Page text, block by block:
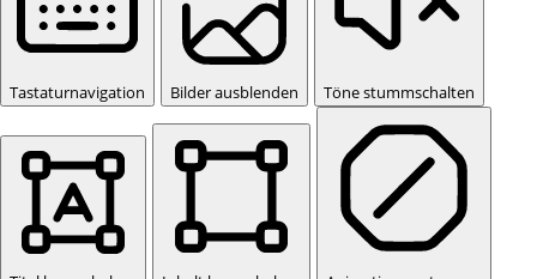
Tastaturnavigation Bilder ausblenden Töne stummschalten